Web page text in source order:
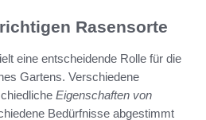
Rasensorte
eine entscheidende Rolle für die
Gartens. Verschiedene
Eigenschaften von
Bedürfnisse abgestimmt